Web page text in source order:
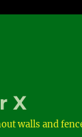
X
walls and